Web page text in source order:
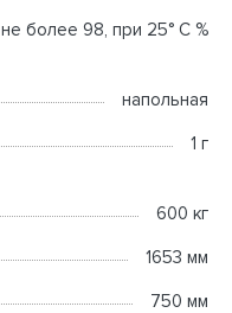
не более 98, при 25° С %
напольная
1 г
600 кг
1653 мм
750 мм